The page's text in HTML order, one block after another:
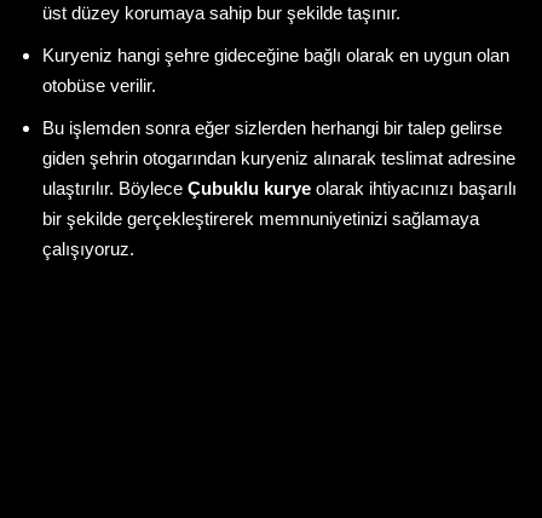
üst düzey korumaya sahip bur şekilde taşınır.
Kuryeniz hangi şehre gideceğine bağlı olarak en uygun olan
otobüse verilir.
Bu işlemden sonra eğer sizlerden herhangi bir talep gelirse
giden şehrin otogarından kuryeniz alınarak teslimat adresine
ulaştırılır. Böylece Çubuklu kurye olarak ihtiyacınızı başarılı
bir şekilde gerçekleştirerek memnuniyetinizi sağlamaya
çalışıyoruz.